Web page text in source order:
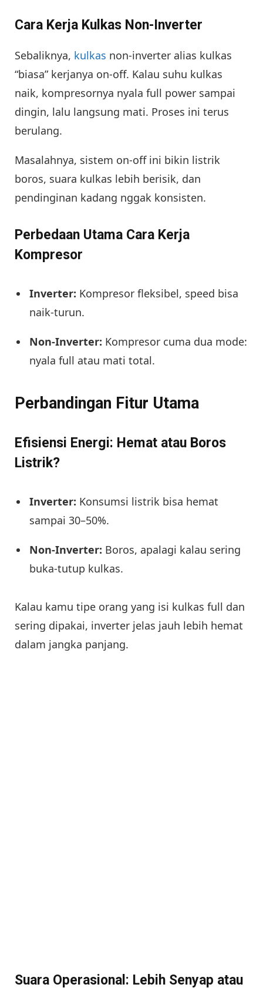
Cara Kerja Kulkas Non-Inverter
Sebaliknya, kulkas non-inverter alias kulkas
“biasa” kerjanya on-off. Kalau suhu kulkas
naik, kompresornya nyala full power sampai
dingin, lalu langsung mati. Proses ini terus
berulang.
Masalahnya, sistem on-off ini bikin listrik
boros, suara kulkas lebih berisik, dan
pendinginan kadang nggak konsisten.
Perbedaan Utama Cara Kerja
Kompresor
Inverter: Kompresor fleksibel, speed bisa
naik-turun.
Non-Inverter: Kompresor cuma dua mode:
nyala full atau mati total.
Perbandingan Fitur Utama
Efisiensi Energi: Hemat atau Boros
Listrik?
Inverter: Konsumsi listrik bisa hemat
sampai 30–50%.
Non-Inverter: Boros, apalagi kalau sering
buka-tutup kulkas.
Kalau kamu tipe orang yang isi kulkas full dan
sering dipakai, inverter jelas jauh lebih hemat
dalam jangka panjang.
Suara Operasional: Lebih Senyap atau